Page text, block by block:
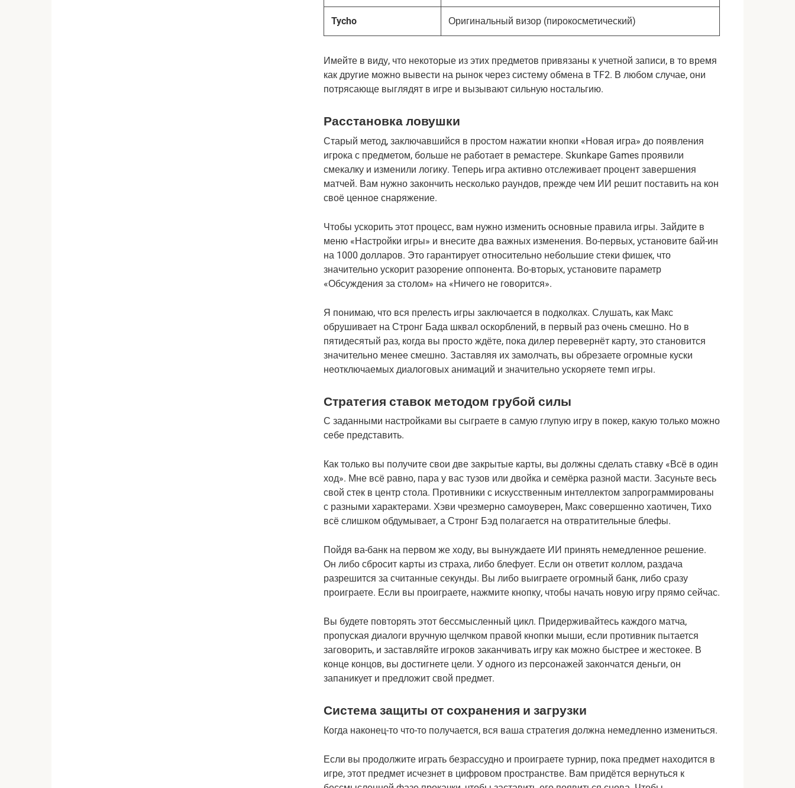
Tycho Оригинальный визор (пирокосметический)
Имейте в виду, что некоторые из этих предметов привязаны к учетной записи, в то время
как другие можно вывести на рынок через систему обмена в TF2. В любом случае, они
потрясающе выглядят в игре и вызывают сильную ностальгию.
Расстановка ловушки
Старый метод, заключавшийся в простом нажатии кнопки «Новая игра» до появления
игрока с предметом, больше не работает в ремастере. Skunkape Games проявили
смекалку и изменили логику. Теперь игра активно отслеживает процент завершения
матчей. Вам нужно закончить несколько раундов, прежде чем ИИ решит поставить на кон
своё ценное снаряжение.
Чтобы ускорить этот процесс, вам нужно изменить основные правила игры. Зайдите в
меню «Настройки игры» и внесите два важных изменения. Во-первых, установите бай-ин
на 1000 долларов. Это гарантирует относительно небольшие стеки фишек, что
значительно ускорит разорение оппонента. Во-вторых, установите параметр
«Обсуждения за столом» на «Ничего не говорится».
Я понимаю, что вся прелесть игры заключается в подколках. Слушать, как Макс
обрушивает на Стронг Бада шквал оскорблений, в первый раз очень смешно. Но в
пятидесятый раз, когда вы просто ждёте, пока дилер перевернёт карту, это становится
значительно менее смешно. Заставляя их замолчать, вы обрезаете огромные куски
неотключаемых диалоговых анимаций и значительно ускоряете темп игры.
Стратегия ставок методом грубой силы
С заданными настройками вы сыграете в самую глупую игру в покер, какую только можно
себе представить.
Как только вы получите свои две закрытые карты, вы должны сделать ставку «Всё в один
ход». Мне всё равно, пара у вас тузов или двойка и семёрка разной масти. Засуньте весь
свой стек в центр стола. Противники с искусственным интеллектом запрограммированы
с разными характерами. Хэви чрезмерно самоуверен, Макс совершенно хаотичен, Тихо
всё слишком обдумывает, а Стронг Бэд полагается на отвратительные блефы.
Пойдя ва-банк на первом же ходу, вы вынуждаете ИИ принять немедленное решение.
Он либо сбросит карты из страха, либо блефует. Если он ответит коллом, раздача
разрешится за считанные секунды. Вы либо выиграете огромный банк, либо сразу
проиграете. Если вы проиграете, нажмите кнопку, чтобы начать новую игру прямо сейчас.
Вы будете повторять этот бессмысленный цикл. Придерживайтесь каждого матча,
пропуская диалоги вручную щелчком правой кнопки мыши, если противник пытается
заговорить, и заставляйте игроков заканчивать игру как можно быстрее и жестокее. В
конце концов, вы достигнете цели. У одного из персонажей закончатся деньги, он
запаникует и предложит свой предмет.
Система защиты от сохранения и загрузки
Когда наконец-то что-то получается, вся ваша стратегия должна немедленно измениться.
Если вы продолжите играть безрассудно и проиграете турнир, пока предмет находится в
игре, этот предмет исчезнет в цифровом пространстве. Вам придётся вернуться к